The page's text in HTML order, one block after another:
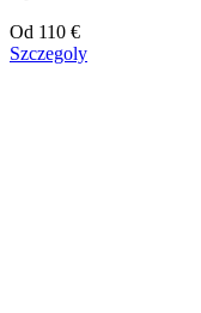
Cena
od
Od 110 €
Szczegoly